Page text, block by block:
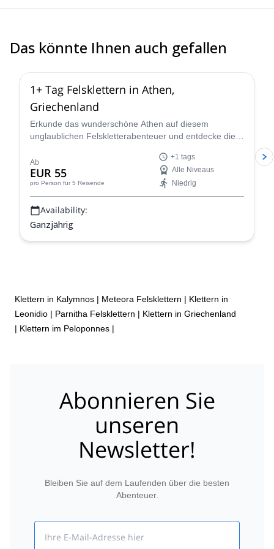
Das könnte Ihnen auch gefallen
4.9
1+ Tag Felsklettern in Athen,
Griechenland
Erkunde das wunderschöne Athen auf diesem
unglaublichen Felskletterabenteuer und entdecke die
Bergführer.
Ab
EUR 55
pro Person für 5 Reisende
+1 tags
Alle Niveaus
Niedrig
Availability:
Ganzjährig
Klettern in Kalymnos | Meteora Felsklettern | Klettern in
Leonidio | Parnitha Felsklettern | Klettern in Griechenland
| Klettern im Peloponnes |
Abonnieren Sie
unseren
Newsletter!
Bleiben Sie auf dem Laufenden über die besten
Abenteuer.